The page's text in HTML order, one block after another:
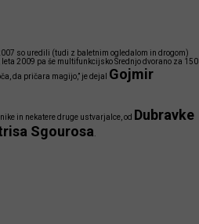
so uredili (tudi z baletnim ogledalom in drogom)
2009 pa še multifunkcijsko Srednjo dvorano za 150
da pričara magijo,” je dejal
Gojmir
in nekatere druge ustvarjalce, od Dubravke
Sgourosa.